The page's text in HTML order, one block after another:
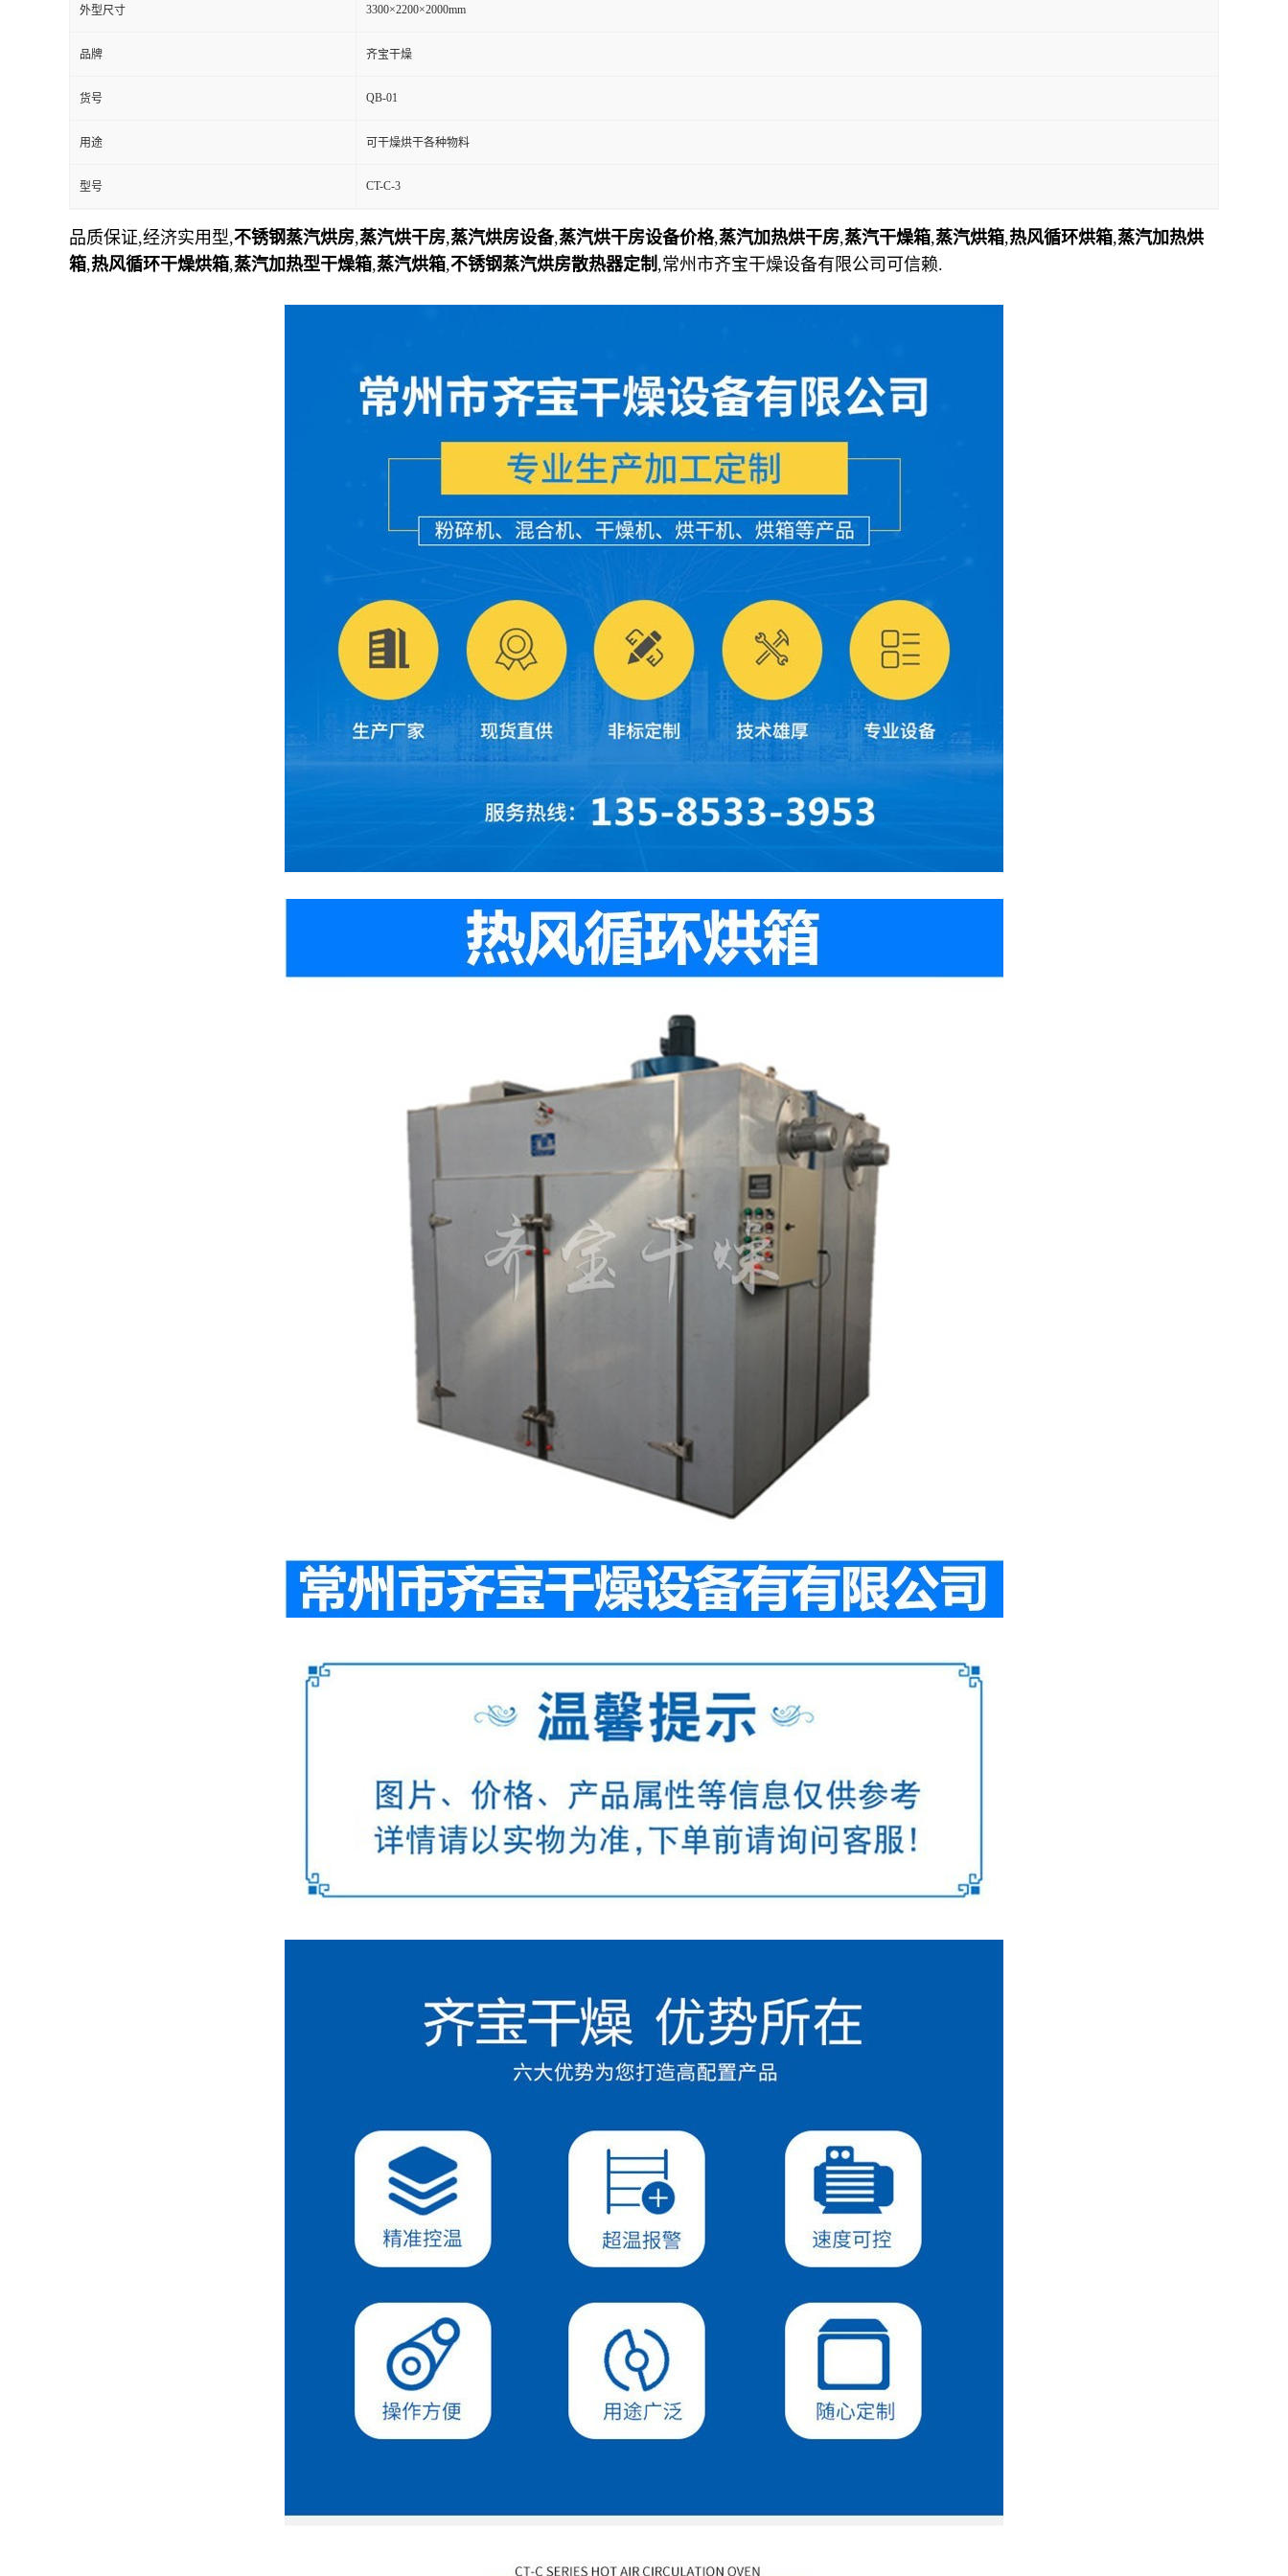
外型尺寸 3300×2200×2000mm
品牌 齐宝干燥
货号 QB-01
用途 可干燥烘干各种物料
型号 CT-C-3
品质保证,经济实用型,不锈钢蒸汽烘房,蒸汽烘干房,蒸汽烘房设备,蒸汽烘干房设备价格,蒸汽加热烘干房,蒸汽干燥箱,蒸汽烘箱,热风循环烘箱,蒸汽加热烘
箱,热风循环干燥烘箱,蒸汽加热型干燥箱,蒸汽烘箱,不锈钢蒸汽烘房散热器定制,常州市齐宝干燥设备有限公司可信赖.